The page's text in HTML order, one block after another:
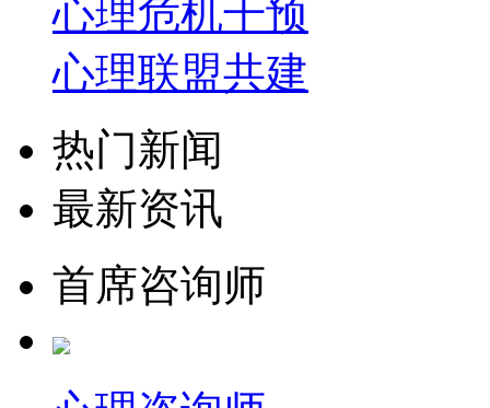
心理危机干预
心理联盟共建
热门新闻
最新资讯
首席咨询师